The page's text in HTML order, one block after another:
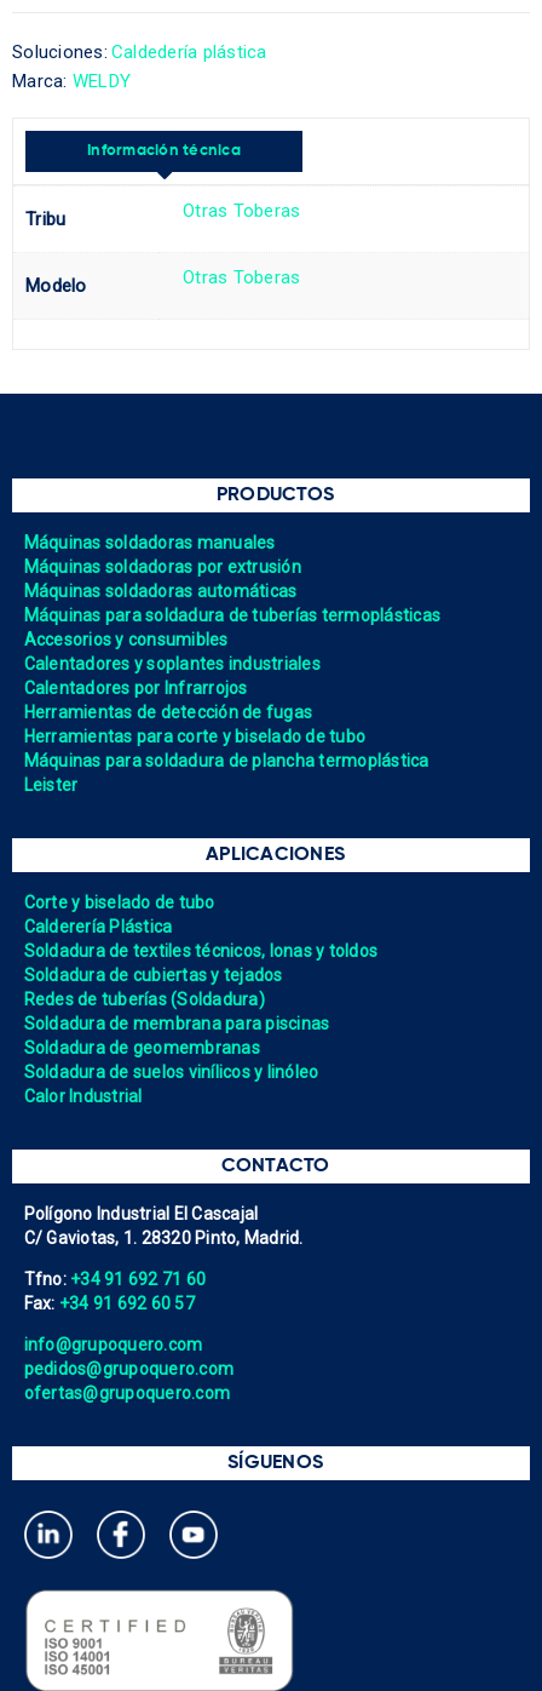
Soluciones: Caldedería plástica
Marca: WELDY
Información técnica
Tribu Otras Toberas
Modelo Otras Toberas
PRODUCTOS
Máquinas soldadoras manuales
Máquinas soldadoras por extrusión
Máquinas soldadoras automáticas
Máquinas para soldadura de tuberías termoplásticas
Accesorios y consumibles
Calentadores y soplantes industriales
Calentadores por Infrarrojos
Herramientas de detección de fugas
Herramientas para corte y biselado de tubo
Máquinas para soldadura de plancha termoplástica
Leister
APLICACIONES
Corte y biselado de tubo
Calderería Plástica
Soldadura de textiles técnicos, lonas y toldos
Soldadura de cubiertas y tejados
Redes de tuberías (Soldadura)
Soldadura de membrana para piscinas
Soldadura de geomembranas
Soldadura de suelos vinílicos y linóleo
Calor Industrial
CONTACTO
Polígono Industrial El Cascajal
C/ Gaviotas, 1. 28320 Pinto, Madrid.
Tfno: +34 91 692 71 60
Fax: +34 91 692 60 57
info@grupoquero.com
pedidos@grupoquero.com
ofertas@grupoquero.com
SÍGUENOS